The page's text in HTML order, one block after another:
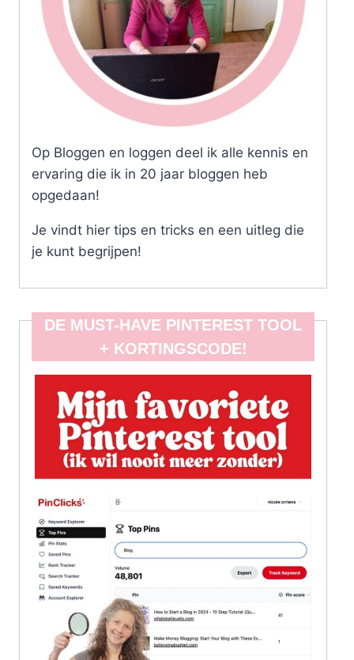
Op Bloggen en loggen deel ik alle kennis en
ervaring die ik in 20 jaar bloggen heb
opgedaan!
Je vindt hier tips en tricks en een uitleg die
je kunt begrijpen!
DE MUST-HAVE PINTEREST TOOL
+ KORTINGSCODE!